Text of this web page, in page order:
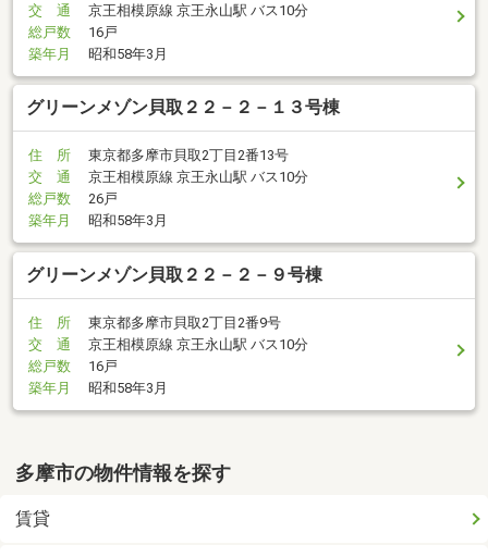
交 通
京王相模原線 京王永山駅 バス10分
総戸数
16戸
築年月
昭和58年3月
グリーンメゾン貝取２２－２－１３号棟
住 所
東京都多摩市貝取2丁目2番13号
交 通
京王相模原線 京王永山駅 バス10分
総戸数
26戸
築年月
昭和58年3月
グリーンメゾン貝取２２－２－９号棟
住 所
東京都多摩市貝取2丁目2番9号
交 通
京王相模原線 京王永山駅 バス10分
総戸数
16戸
築年月
昭和58年3月
多摩市の物件情報を探す
賃貸